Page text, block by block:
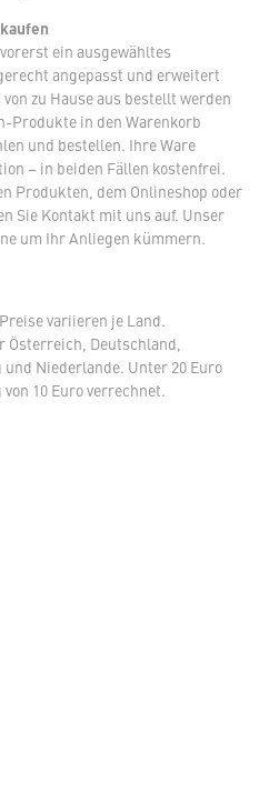
ein ausgewähltes
angepasst und erweitert
zu Hause aus bestellt werden
Produkte in den Warenkorb
und bestellen. Ihre Ware
– in beiden Fällen kostenfrei.
Produkten, dem Onlineshop oder
Sie Kontakt mit uns auf. Unser
um Ihr Anliegen kümmern.
variieren je Land.
Österreich, Deutschland,
Niederlande. Unter 20 Euro
10 Euro verrechnet.